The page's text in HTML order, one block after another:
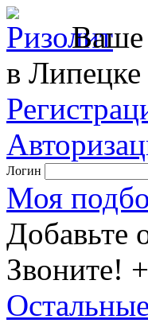
Ваше
в Липецке
Логин
Моя
Добавьте
Звоните!